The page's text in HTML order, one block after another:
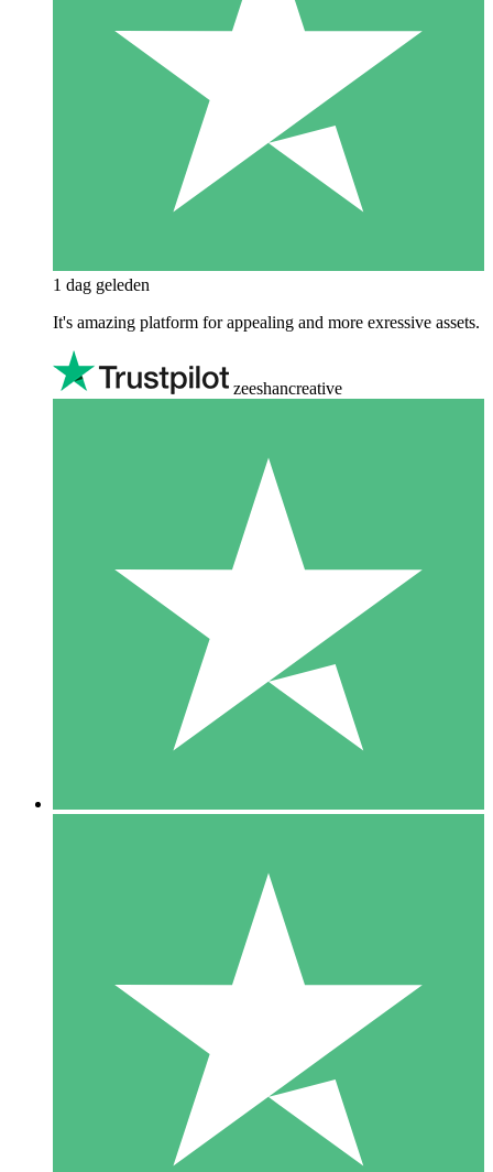
1 dag geleden
It's amazing platform for appealing and more exressive assets.
zeeshancreative